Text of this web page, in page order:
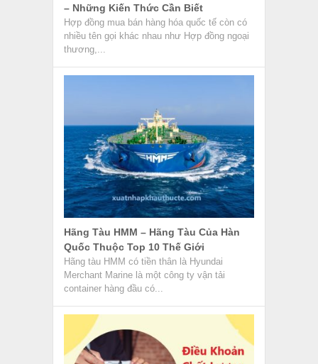
– Những Kiến Thức Cần Biết
Hợp đồng mua bán hàng hóa quốc tế còn có
nhiều tên gọi khác nhau như Hợp đồng ngoại
thương,...
Hãng Tàu HMM – Hãng Tàu Của Hàn
Quốc Thuộc Top 10 Thế Giới
Hãng tàu HMM có tiền thân là Hyundai
Merchant Marine là một công ty vận tải
container hàng đầu có...